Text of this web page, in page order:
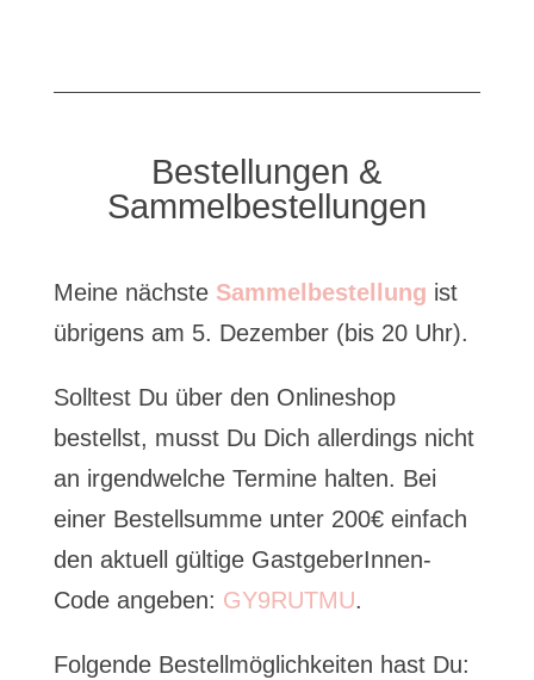
Bestellungen &
Sammelbestellungen
Meine nächste Sammelbestellung ist
übrigens am 5. Dezember (bis 20 Uhr).
Solltest Du über den Onlineshop
bestellst, musst Du Dich allerdings nicht
an irgendwelche Termine halten. Bei
einer Bestellsumme unter 200€ einfach
den aktuell gültige GastgeberInnen-
Code angeben: GY9RUTMU.
Folgende Bestellmöglichkeiten hast Du: